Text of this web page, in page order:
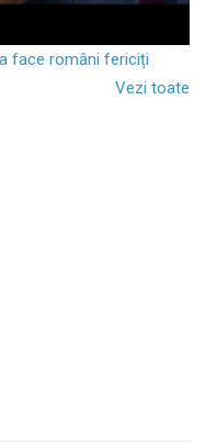
face români fericiți
Vezi toate